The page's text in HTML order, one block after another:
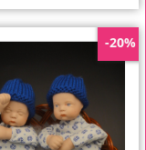
-20%